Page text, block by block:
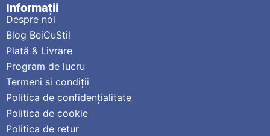
Informații
Despre noi
Blog BeiCuStil
Plată & Livrare
Program de lucru
Termeni si condiții
Politica de confidențialitate
Politica de cookie
Politica de retur